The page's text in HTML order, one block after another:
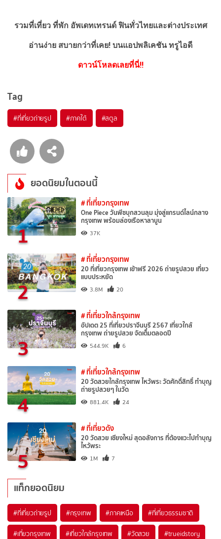
รวมที่เที่ยว ที่พัก อัพเดทเทรนด์ ฟินทั่วไทยและต่างประเทศ
อ่านง่าย สบายกว่าที่เคย! บนแอปพลิเคชัน ทรูไอดี
ดาวน์โหลดเลยที่นี่!!
Tag
#ที่เที่ยวถ่ายรูป #ภาคใต้ #สตูล
ยอดนิยมในตอนนี้
1
# ที่เที่ยวกรุงเทพ
One Piece วันพีซบุกสวนลุม มุ่งสู่แกรนด์ไลน์กลาง
กรุงเทพ พร้อมล่องเรือหาลาบูน
37K
2
# ที่เที่ยวกรุงเทพ
20 ที่เที่ยวกรุงเทพ เข้าฟรี 2026 ถ่ายรูปสวย เที่ยว
แบบประหยัด
3.8M 20
3
# ที่เที่ยวใกล้กรุงเทพ
อัปเดต 25 ที่เที่ยวปราจีนบุรี 2567 เที่ยวใกล้
กรุงเทพ ถ่ายรูปสวย จัดเต็มตลอดปี
544.9K 6
4
# ที่เที่ยวใกล้กรุงเทพ
20 วัดสวยใกล้กรุงเทพ ไหว้พระ วัดศักดิ์สิทธิ์ ทำบุญ
ถ่ายรูปสวยๆ ในวัด
881.4K 24
5
# ที่เที่ยวดัง
20 วัดสวย เชียงใหม่ สุดอลังการ ที่ต้องแวะไปทำบุญ
ไหว้พระ
1M 7
แท็กยอดนิยม
#ที่เที่ยวถ่ายรูป #กรุงเทพ #ภาคเหนือ #ที่เที่ยวธรรมชาติ
#เที่ยวกรุงเทพ #เที่ยวใกล้กรุงเทพ #วัดสวย #trueidstory